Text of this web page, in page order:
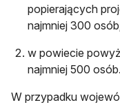
popierających
najmniej 300
w powiecie
najmniej 500 osób.
W przypadku